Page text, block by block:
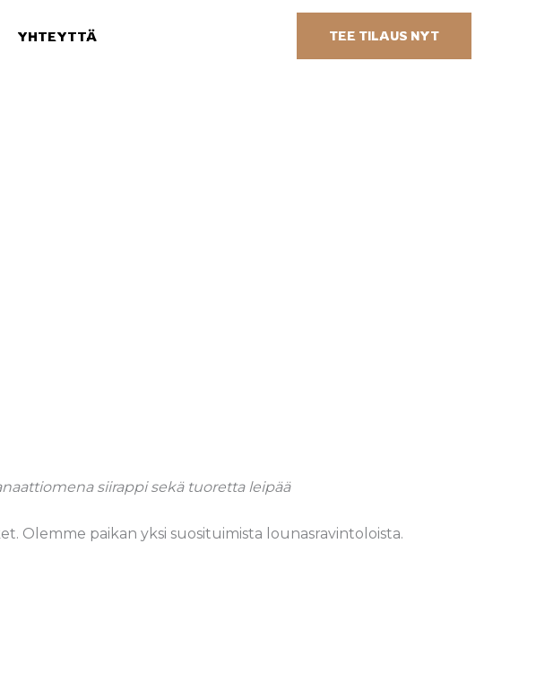
YHTEYTTÄ TEE TILAUS NYT
siirappi sekä tuoretta leipää
Olemme paikan yksi suosituimista lounasravintoloista.